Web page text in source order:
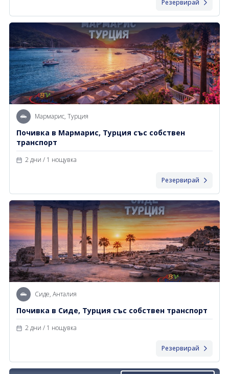
Резервирай
Мармарис, Турция
Почивка в Мармарис, Турция със собствен
транспорт
2 дни / 1 нощувка
Резервирай
Сиде, Анталия
Почивка в Сиде, Турция със собствен транспорт
2 дни / 1 нощувка
Резервирай